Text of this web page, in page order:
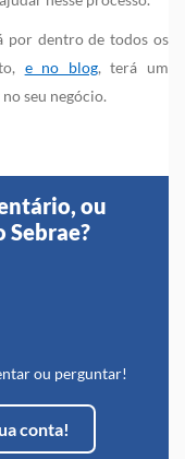
por dentro de todos os
e no blog, terá um
seu negócio.
ou
Sebrae?
ou perguntar!
conta!